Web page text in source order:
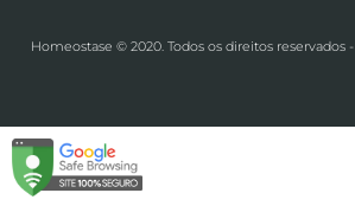
Homeostase © 2020. Todos os direitos reservados -